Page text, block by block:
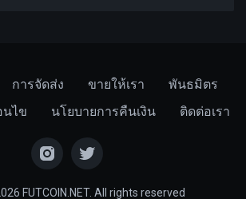
การจัดส่ง ขายให้เรา
พันธมิตร
นไข
นโยบายการคืนเงิน ติดต่อเรา
FUTCOIN.NET. All rights reserved